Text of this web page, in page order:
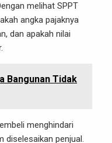
melihat SPPT
angka pajaknya
dan apakah nilai
Bangunan Tidak
menghindari
diselesaikan penjual.